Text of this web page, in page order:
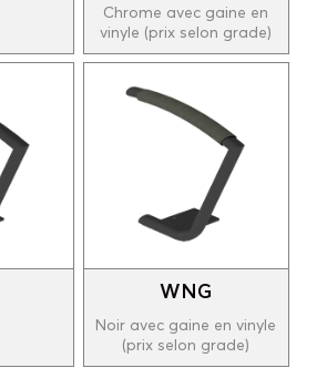
Chrome avec gaine en
vinyle (prix selon grade)
WNG
Noir avec gaine en vinyle
(prix selon grade)